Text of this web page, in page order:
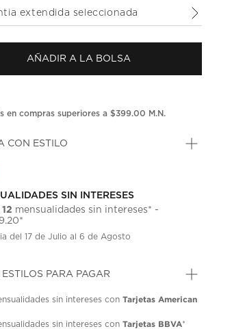
Enlace
misma
página.
extendida seleccionada
AÑADIR A LA BOLSA
en compras superiores a $399.00 M.N.
CON ESTILO
SIN INTERESES
12 mensualidades sin intereses* -
del 17 de Julio al 6 de Agosto
ESTILOS PARA PAGAR
sin intereses conTarjetas American
sin intereses conTarjetas BBVA*